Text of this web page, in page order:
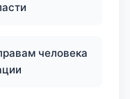
человека